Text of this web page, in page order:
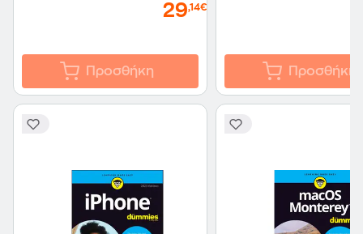
29,14€
Προσθήκη Προσθήκη